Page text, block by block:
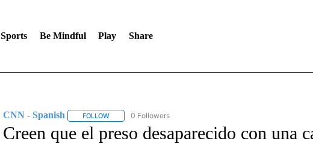
Sports Be Mindful Play Share
CNN - Spanish FOLLOWFOLLOW "CNN - SPANISH" TO RECEIVE NOTIFICATIONS ABOUT
0 Followers
Creen que el preso desaparecido con una